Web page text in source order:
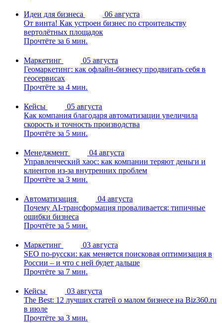
Идеи для бизнеса
06 августа
От винта! Как устроен бизнес по строительству
вертолётных площадок
Прочтёте за 6 мин.
Маркетинг
05 августа
Геомаркетинг: как офлайн-бизнесу продвигать себя в
геосервисах
Прочтёте за 4 мин.
Кейсы
05 августа
Как компания благодаря автоматизации увеличила
скорость и точность производства
Прочтёте за 5 мин.
Менеджмент
04 августа
Управленческий хаос: как компании теряют деньги и
клиентов из-за внутренних проблем
Прочтёте за 3 мин.
Автоматизация
04 августа
Почему AI-трансформация проваливается: типичные
ошибки бизнеса
Прочтёте за 5 мин.
Маркетинг
03 августа
SEO по-русски: как меняется поисковая оптимизация в
России – и что с ней будет дальше
Прочтёте за 7 мин.
Кейсы
03 августа
The Best: 12 лучших статей о малом бизнесе на Biz360.ru
в июле
Прочтёте за 3 мин.